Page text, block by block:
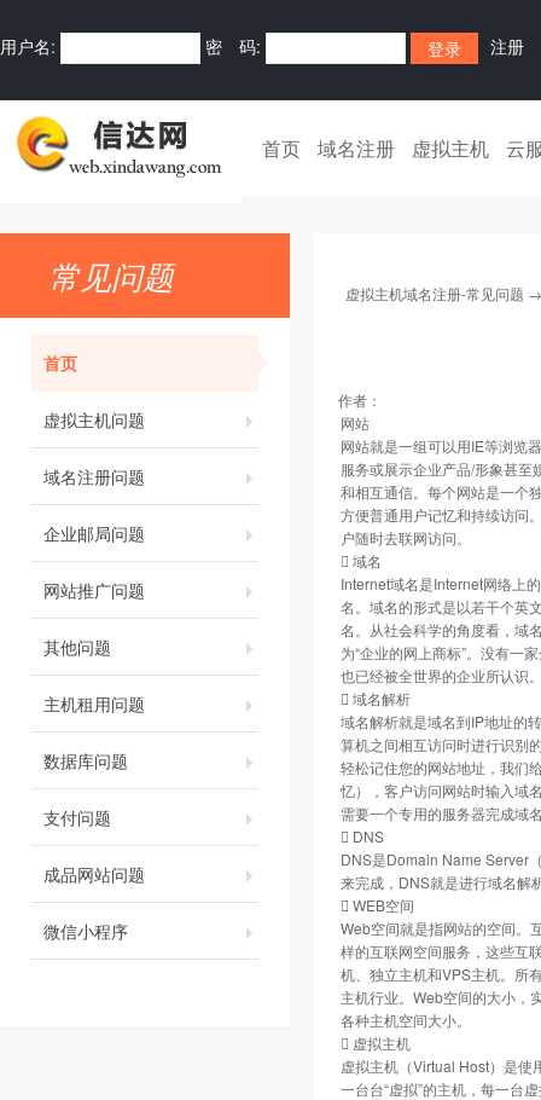
用户名: 密 码: 注册
首页 域名注册 虚拟主机 云
常见问题
首页
虚拟主机问题
域名注册问题
企业邮局问题
网站推广问题
其他问题
主机租用问题
数据库问题
支付问题
成品网站问题
微信小程序
虚拟主机域名注册-常见问题
作者：
网站
网站就是一组可以用IE等浏览
服务或展示企业产品/形象甚
和相互通信。每个网站是一个
方便普通用户记忆和持续访问
户随时去联网访问。
 域名
Internet域名是Internet网络上
名。域名的形式是以若干个英
名。从社会科学的角度看，域
为“企业的网上商标”。没有一
也已经被全世界的企业所认识
 域名解析
域名解析就是域名到IP地址的
算机之间相互访问时进行识别
轻松记住您的网站地址，我
忆），客户访问网站时输入域
需要一个专用的服务器完成域
 DNS
DNS是Domain Name Server
来完成，DNS就是进行域名解
 WEB空间
Web空间就是指网站的空间。
样的互联网空间服务，这些互
机、独立主机和VPS主机。所
主机行业。Web空间的大小，
各种主机空间大小。
 虚拟主机
虚拟主机（Virtual Host）是使
一台台“虚拟”的主机，每一台